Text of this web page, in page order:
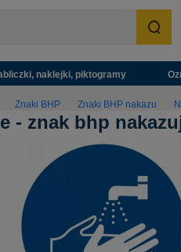
naklejki, piktogramy
Znaki BHP Znaki BHP nakazu
- znak bhp